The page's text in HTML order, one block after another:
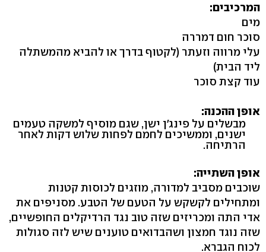
המרכיבים:
מים
סוכר חום דמררה
עלי מרווה וזעתר (לקטוף בדרך או להביא מהמשתלה
ליד הבית)
עוד קצת סוכר
אופן ההכנה:
מבשלים על פינג'ן ישן, שגם מוסיף למשקה טעמים
ישנים, וממשיכים לחמם לפחות שלוש דקות לאחר
הרתיחה.
אופן השתייה:
שוכבים מסביב למדורה, מוזגים לכוסות קטנות
ומתחילים לקשקש על הטעם של הטבע. מסניפים את
אדי התה ומכריזים שזה טוב נגד הרדיקלים החופשיים,
שזה נוגד חמצון ושהבדואים טוענים שיש לזה סגולות
לכוח הגברא.